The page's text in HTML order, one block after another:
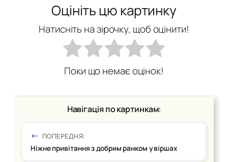
Оцініть цю картинку
Натисніть на зірочку, щоб оцінити!
Поки що немає оцінок!
Навігація по картинкам:
ПОПЕРЕДНЯ:
Ніжне привітання з добрим ранком у віршах